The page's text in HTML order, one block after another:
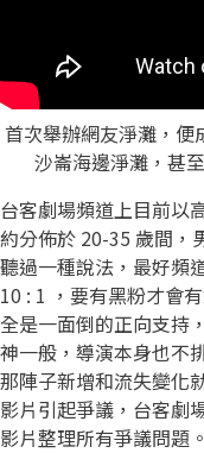
首次舉辦網友淨灘，便
沙崙海邊淨灘，甚
台客劇場頻道上目前以
約分佈於 20-35 歲間，
聽過一種說法，最好頻
10 : 1 ，要有黑粉才會
全是一面倒的正向支持
神一般，導演本身也不
那陣子新增和流失變化
影片引起爭議，台客劇
影片整理所有爭議問題。